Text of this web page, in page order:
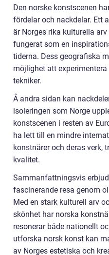
Den norske konstscenen
fördelar och nackdelar. Ett
är Norges rika kulturella
fungerat som en
tiderna. Dess geografiska
möjlighet att
tekniker.
Å andra sidan kan
isoleringen som Norge
konstscenen i resten av
ha lett till en mindre
konstnärer och deras verk,
kvalitet.
Sammanfattningsvis
fascinerande resa genom
Med en stark kulturell arv
skönhet har norska
resonerar både nationellt
utforska norsk konst kan
av Norges estetiska och